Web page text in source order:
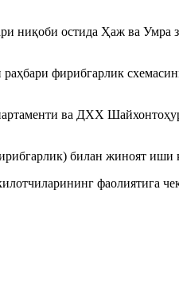
ниқоби остида Ҳаж ва
фирибгарлик
ва ДХХ
билан жиноят иши
фаолиятига